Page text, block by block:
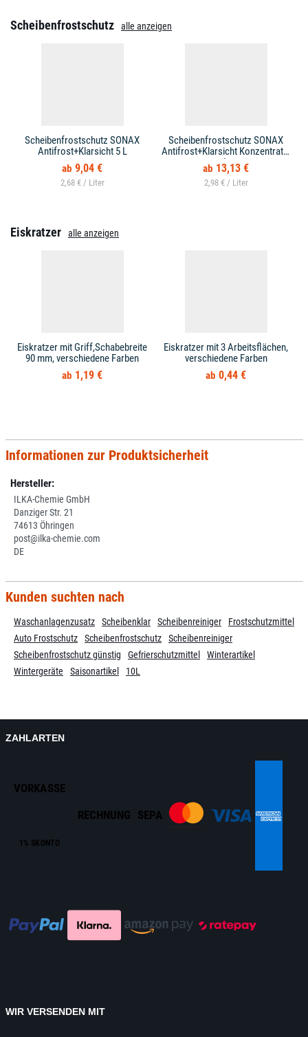
Scheibenfrostschutz alle anzeigen
Scheibenfrostschutz SONAX
Antifrost+Klarsicht 5 L
9,04 €
2,68 € /
Scheibenfrostschutz SONAX
Antifrost+Klarsicht Konzentrat 5
L
13,13 €
2,98 € /
Eiskratzer alle anzeigen
Eiskratzer mit Griff,Schabebreite
90 mm, verschiedene Farben
1,19 €
Eiskratzer mit 3 Arbeitsflächen,
verschiedene Farben
0,44 €
Informationen zur Produktsicherheit
Hersteller:
ILKA-Chemie GmbH
Danziger Str. 21
74613 Öhringen
post@ilka-chemie.com
DE
Kunden suchten nach
Waschanlagenzusatz Scheibenklar Scheibenreiniger
Frostschutzmittel
Auto Frostschutz
Scheibenfrostschutz
Scheibenreiniger
Scheibenfrostschutz günstig
Gefrierschutzmittel
Winterartikel
Wintergeräte
Saisonartikel 10L
ZAHLARTEN
VORKASSE
1% SKONTO
RECHNUNG SEPA
WIR VERSENDEN MIT